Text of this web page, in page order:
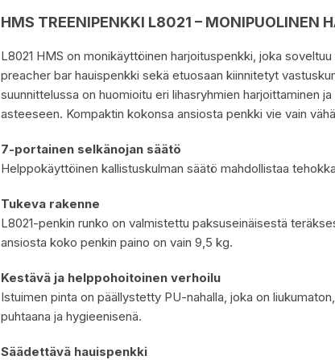
HMS TREENIPENKKI L8021 – MONIPUOLINEN
L8021 HMS on monikäyttöinen harjoituspenkki, joka
preacher bar hauispenkki sekä etuosaan kiinnitetyt
suunnittelussa on huomioitu eri lihasryhmien harjoittaminen
asteeseen. Kompaktin kokonsa ansiosta penkki vie vain
7-portainen selkänojan säätö
Helppokäyttöinen kallistuskulman säätö mahdollistaa
Tukeva rakenne
L8021-penkin runko on valmistettu paksuseinäisestä
ansiosta koko penkin paino on vain 9,5 kg.
Kestävä ja helppohoitoinen verhoilu
Istuimen pinta on päällystetty PU-nahalla, joka on
puhtaana ja hygieenisenä.
Säädettävä hauispenkki